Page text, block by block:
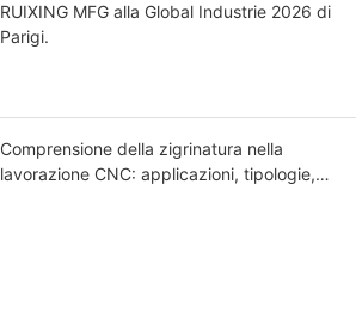
RUIXING MFG alla Global Industrie 2026 di
Parigi.
Comprensione della zigrinatura nella
lavorazione CNC: applicazioni, tipologie,